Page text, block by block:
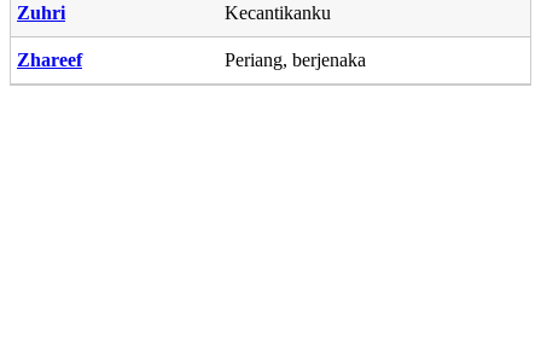
Zuhri Kecantikanku
Zhareef Periang, berjenaka